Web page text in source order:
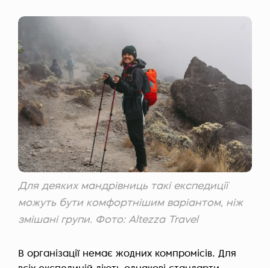
Для деяких мандрівниць такі експедиції
можуть бути комфортнішим варіантом, ніж
змішані групи. Фото: Altezza Travel
В організації немає жодних компромісів. Для